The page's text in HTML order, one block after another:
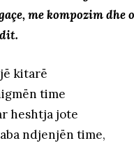
me kompozim dhe
kitarë
time
heshtja jote
ndjenjën time,